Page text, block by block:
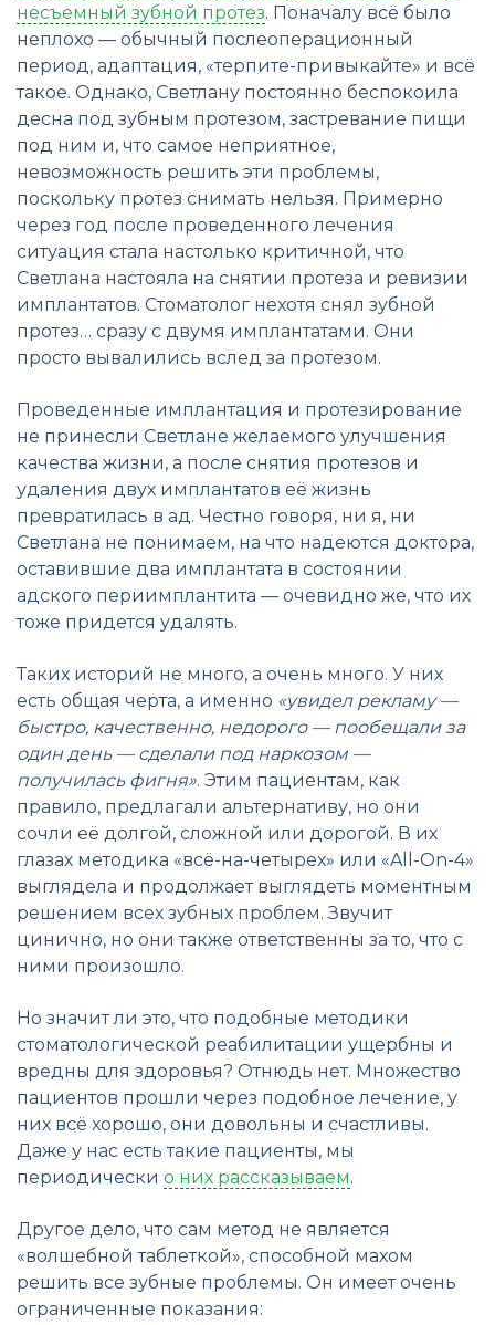
несъемный зубной протез. Поначалу всё было
неплохо — обычный послеоперационный
период, адаптация, «терпите-привыкайте» и всё
такое. Однако, Светлану постоянно беспокоила
десна под зубным протезом, застревание пищи
под ним и, что самое неприятное,
невозможность решить эти проблемы,
поскольку протез снимать нельзя. Примерно
через год после проведенного лечения
ситуация стала настолько критичной, что
Светлана настояла на снятии протеза и ревизии
имплантатов. Стоматолог нехотя снял зубной
протез… сразу с двумя имплантатами. Они
просто вывалились вслед за протезом.
Проведенные имплантация и протезирование
не принесли Светлане желаемого улучшения
качества жизни, а после снятия протезов и
удаления двух имплантатов её жизнь
превратилась в ад. Честно говоря, ни я, ни
Светлана не понимаем, на что надеются доктора,
оставившие два имплантата в состоянии
адского периимплантита — очевидно же, что их
тоже придется удалять.
Таких историй не много, а очень много. У них
есть общая черта, а именно «увидел рекламу —
быстро, качественно, недорого — пообещали за
один день — сделали под наркозом —
получилась фигня». Этим пациентам, как
правило, предлагали альтернативу, но они
сочли её долгой, сложной или дорогой. В их
глазах методика «всё-на-четырех» или «All-On-4»
выглядела и продолжает выглядеть моментным
решением всех зубных проблем. Звучит
цинично, но они также ответственны за то, что с
ними произошло.
Но значит ли это, что подобные методики
стоматологической реабилитации ущербны и
вредны для здоровья? Отнюдь нет. Множество
пациентов прошли через подобное лечение, у
них всё хорошо, они довольны и счастливы.
Даже у нас есть такие пациенты, мы
периодически о них рассказываем.
Другое дело, что сам метод не является
«волшебной таблеткой», способной махом
решить все зубные проблемы. Он имеет очень
ограниченные показания: